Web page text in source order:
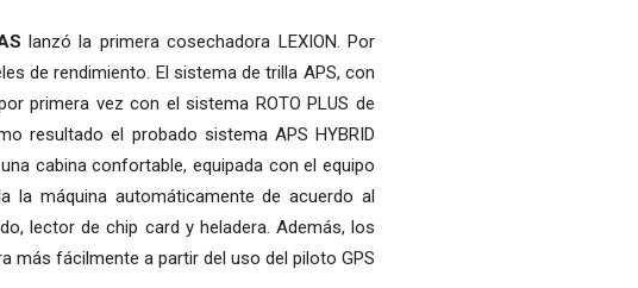
lanzó la primera cosechadora LEXION. Por
de rendimiento. El sistema de trilla APS, con
primera vez con el sistema ROTO PLUS de
resultado el probado sistema APS HYBRID
cabina confortable, equipada con el equipo
la máquina automáticamente de acuerdo al
lector de chip card y heladera. Además, los
más fácilmente a partir del uso del piloto GPS